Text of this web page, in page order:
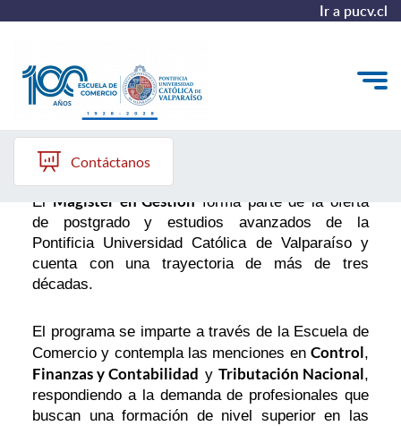
Ir a pucv.cl
Quiénes somos
Vinculación con el Medio
Formación Continua
Postgrados
ALUMNI
Contáctanos
Magíster
El Magíster en Gestión forma parte de la oferta
de postgrado y estudios avanzados de la
Pontificia Universidad Católica de Valparaíso y
cuenta con una trayectoria de más de tres
décadas.
El programa se imparte a través de la Escuela de
Comercio y contempla las menciones en Control,
Finanzas y Contabilidad y Tributación Nacional,
respondiendo a la demanda de profesionales que
buscan una formación de nivel superior en las